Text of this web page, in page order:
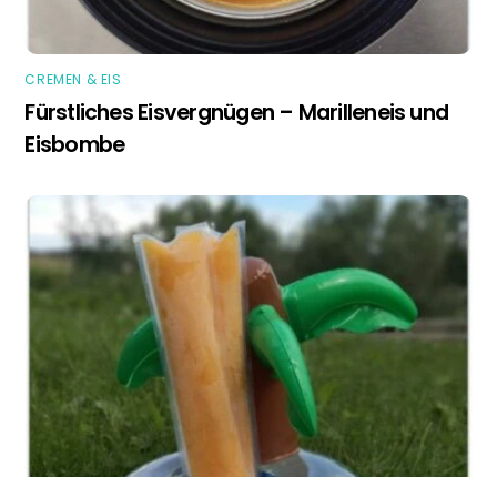
CREMEN & EIS
Fürstliches Eisvergnügen – Marilleneis und
Eisbombe